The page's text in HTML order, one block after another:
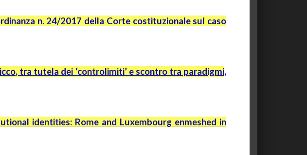
n. 24/2017 della Corte costituzionale sul caso
, tra tutela dei ‘controlimiti’ e scontro tra paradigmi,
identities: Rome and Luxembourg enmeshed in